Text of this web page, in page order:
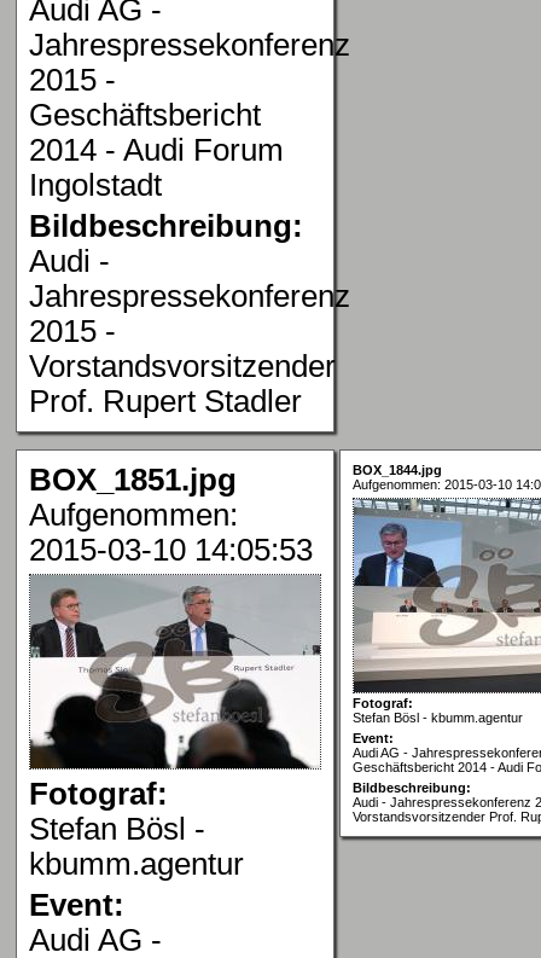
Audi AG -
Jahrespressekonferenz
2015 -
Geschäftsbericht
2014 - Audi Forum
Ingolstadt
Bildbeschreibung:
Audi -
Jahrespressekonferenz
2015 -
Vorstandsvorsitzender
Prof. Rupert Stadler
BOX_1851.jpg
Aufgenommen:
2015-03-10 14:05:53
Fotograf:
Stefan Bösl -
kbumm.agentur
Event:
Audi AG -
BOX_1844.jpg
Aufgenommen: 2015-03-10
Fotograf:
Stefan Bösl - kbumm.agentur
Event:
Audi AG -
Geschäftsbericht 2014 - Audi
Bildbeschreibung:
Audi - Jahrespressekonferenz
Vorstandsvorsitzender Prof.